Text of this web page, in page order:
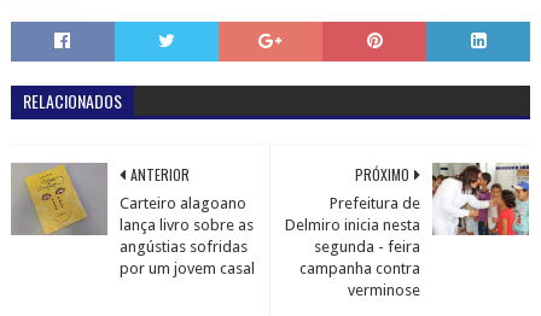
RELACIONADOS
PRÓXIMO
Prefeitura de
Delmiro inicia nesta
segunda - feira
campanha contra
verminose
ANTERIOR
Carteiro alagoano
lança livro sobre as
angústias sofridas
por um jovem casal